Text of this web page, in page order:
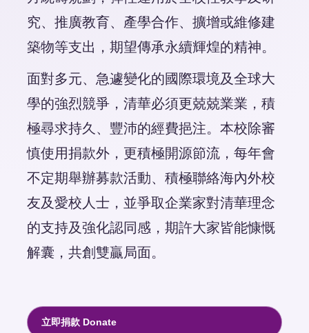
究、推廣教育、產學合作、擴增或維修建
築物等支出，期望傳承永續輝煌的精神。
面對多元、急遽變化的國際環境及全球大
學的強烈競爭，清華必須更兢兢業業，積
極尋求持久、豐沛的經費挹注。本校除審
慎使用捐款外，更積極開源節流，每年會
不定期舉辦募款活動、積極聯絡海內外校
友及愛校人士，並爭取企業家對清華理念
的支持及強化認同感，期許大家皆能慷慨
解囊，共創雙贏局面。
立即捐款 Donate